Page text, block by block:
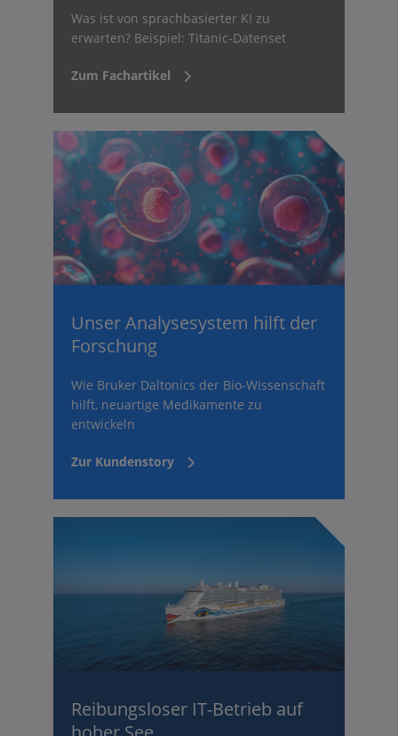
Was ist von sprachbasierter KI zu
erwarten? Beispiel: Titanic-Datenset
Zum Fachartikel
Unser Analysesystem hilft der
Forschung
Wie Bruker Daltonics der Bio-Wissenschaft
hilft, neuartige Medikamente zu
entwickeln
Zur Kundenstory
Reibungsloser IT-Betrieb auf